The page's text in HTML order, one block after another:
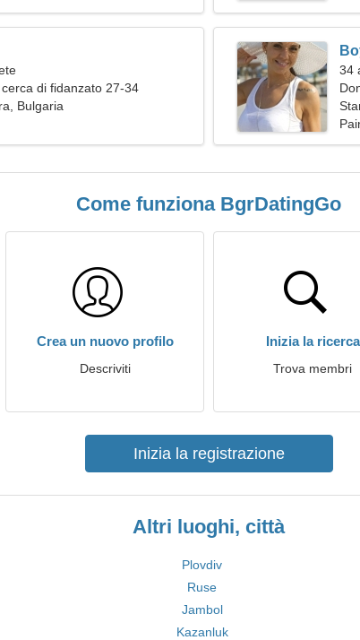
di fidanzato 27-34
Bulgaria
34
Come funziona BgrDatingGo
Crea un nuovo profilo
Descriviti
Inizia la ricerca
Trova membri
Inizia la registrazione
Altri luoghi, città
Plovdiv
Ruse
Jambol
Kazanluk